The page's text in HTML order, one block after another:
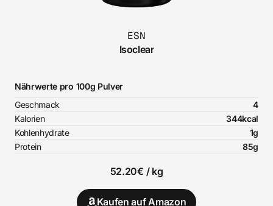
ESN
Isoclear
Nährwerte pro 100g Pulver
Geschmack
4
Kalorien
344kcal
Kohlenhydrate
1g
Protein
85g
52.20€ / kg
Kaufen auf Amazon